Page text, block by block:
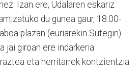
Izan ere, Udalaren eskariz
du gunea gaur, 18:00-
plazan (euriarekin Sutegin).
jai giroan ere indarkeria
eta herritarrek kontzientzia